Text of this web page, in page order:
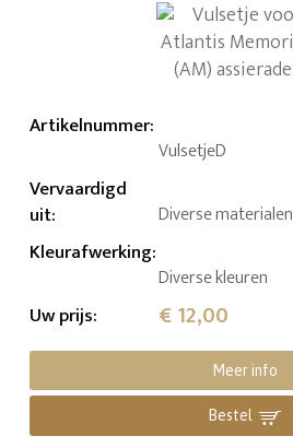
Artikelnummer:
VulsetjeD
Vervaardigd
uit: Diverse materialen
Kleurafwerking:
Diverse kleuren
Uw prijs: € 12,00
Meer info
Bestel